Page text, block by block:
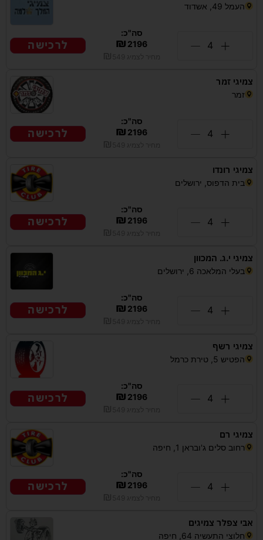
העמל 49, אשדוד
סה"כ:
₪ 2196 לרכישה
צמיגי זמר
זמר
סה"כ:
₪ 2196 לרכישה
צמיגי רונדו
בית הדפוס, ירושלים
סה"כ:
₪ 2196 לרכישה
צמיגי י.ג. המכוון
בעלי המלאכה 6, ירושלים
סה"כ:
₪ 2196 לרכישה
צמיגי רשף
הפטיש 5, טירת כרמל
סה"כ:
₪ 2196 לרכישה
צמיגי רם
רחוב סלים ג'ובראן 1, חיפה
סה"כ:
₪ 2196 לרכישה
אבי צפלר צמיגים
חלוצי התעשיה 64, חיפה